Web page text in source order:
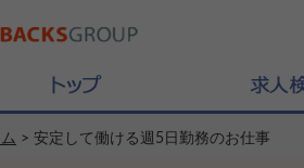
> 安定して働ける週5日勤務のお仕事